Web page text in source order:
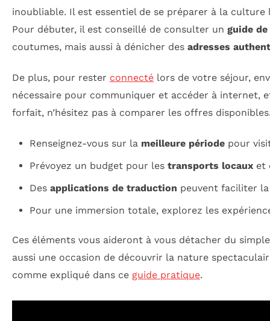
inoubliable. Il est essentiel de se préparer à la
Pour débuter, il est conseillé de consulter un guide de
coutumes, mais aussi à dénicher des adresses
De plus, pour rester connecté lors de votre séjour,
nécessaire pour communiquer et accéder à internet,
forfait, n’hésitez pas à comparer les offres
Renseignez-vous sur la meilleure périodepour
Prévoyez un budget pour les transports locauxet
Des applications de traduction peuvent faciliter
Pour une immersion totale, explorez les
Ces éléments vous aideront à vous détacher du
aussi une occasion de découvrir la nature
comme expliqué dans ce guide pratique.